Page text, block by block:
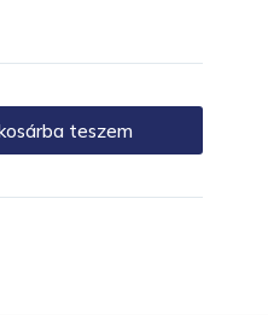
teszem